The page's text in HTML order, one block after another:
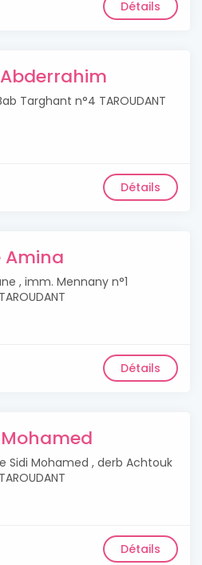
Détails
Targhant n°4 TAROUDANT
Détails
Amina
, imm. Mennany n°1
Détails
Sidi Mohamed , derb Achtouk
Détails